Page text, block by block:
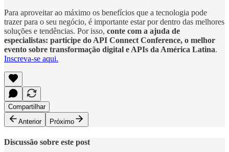
Para aproveitar ao máximo os benefícios que a tecnologia pode
trazer para o seu negócio, é importante estar por dentro das melhores
soluções e tendências. Por isso, conte com a ajuda de
especialistas: participe do API Connect Conference, o melhor
evento sobre transformação digital e APIs da América Latina.
Inscreva-se aqui.
Compartilhar
Anterior
Próximo
Discussão sobre este post